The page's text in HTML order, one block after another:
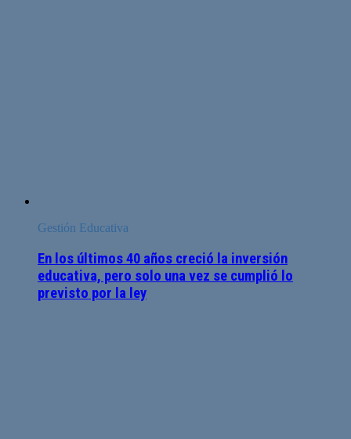
Gestión Educativa
En los últimos 40 años creció la inversión
educativa, pero solo una vez se cumplió lo
previsto por la ley